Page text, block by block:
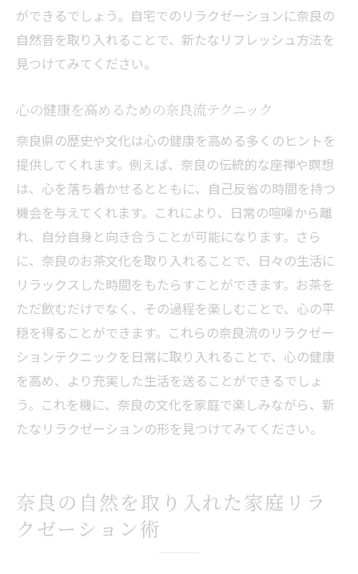
する方法
心から落ち着く奈良風リラクゼーション家庭で
の実践法
奈良風の落ち着きを家庭で実現する方法
ション
奈良の伝統音楽を活用した心のリラックス
家庭で簡単にできる奈良流メディテーショ
ン
奈良の風景を思い浮かべる心のリラクゼー
ション
心の平穏を得るための奈良流アプローチ
ができるでしょう。自宅でのリラクゼーションに奈良の
自然音を取り入れることで、新たなリフレッシュ方法を
見つけてみてください。
心の健康を高めるための奈良流テクニック
奈良県の歴史や文化は心の健康を高める多くのヒントを
提供してくれます。例えば、奈良の伝統的な座禅や瞑想
は、心を落ち着かせるとともに、自己反省の時間を持つ
機会を与えてくれます。これにより、日常の喧噪から離
れ、自分自身と向き合うことが可能になります。さら
に、奈良のお茶文化を取り入れることで、日々の生活に
リラックスした時間をもたらすことができます。お茶を
ただ飲むだけでなく、その過程を楽しむことで、心の平
穏を得ることができます。これらの奈良流のリラクゼー
ションテクニックを日常に取り入れることで、心の健康
を高め、より充実した生活を送ることができるでしょ
う。これを機に、奈良の文化を家庭で楽しみながら、新
たなリラクゼーションの形を見つけてみてください。
奈良の自然を取り入れた家庭リラ
クゼーション術